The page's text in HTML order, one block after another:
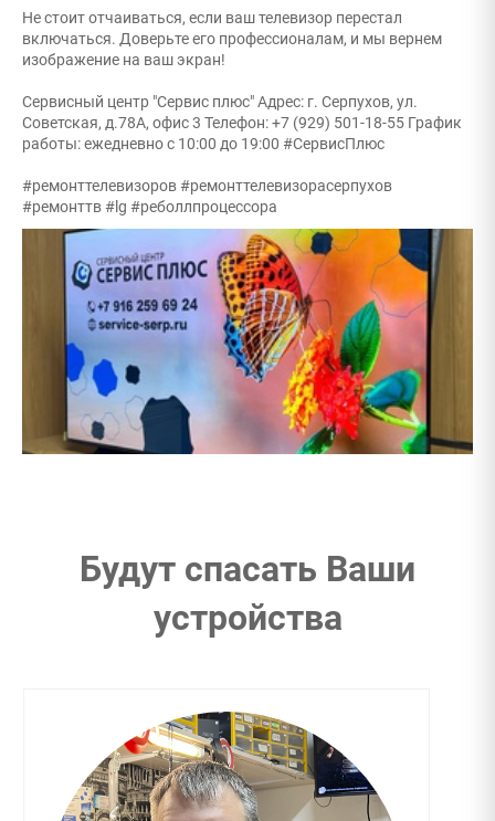
Не стоит отчаиваться, если ваш телевизор перестал
включаться. Доверьте его профессионалам, и мы вернем
изображение на ваш экран!
Сервисный центр "Сервис плюс" Адрес: г. Серпухов, ул.
Советская, д.78А, офис 3 Телефон: +7 (929) 501-18-55 График
работы: ежедневно с 10:00 до 19:00 #СервисПлюс
#ремонттелевизоров #ремонттелевизорасерпухов
#ремонттв #lg #реболлпроцессора
Будут спасать Ваши
устройства